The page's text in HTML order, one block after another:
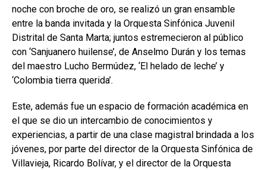
noche con broche de oro, se realizó un gran ensamble
entre la banda invitada y la Orquesta Sinfónica Juvenil
Distrital de Santa Marta; juntos estremecieron al público
con ‘Sanjuanero huilense’, de Anselmo Durán y los temas
del maestro Lucho Bermúdez, ‘El helado de leche’ y
‘Colombia tierra querida’.
Este, además fue un espacio de formación académica en
el que se dio un intercambio de conocimientos y
experiencias, a partir de una clase magistral brindada a los
jóvenes, por parte del director de la Orquesta Sinfónica de
Villavieja, Ricardo Bolívar, y el director de la Orquesta